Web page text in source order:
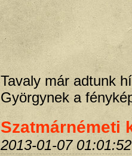
Tavaly már adtunk
Györgynek a
Szatmárnémeti
2013-01-07 01:01:52